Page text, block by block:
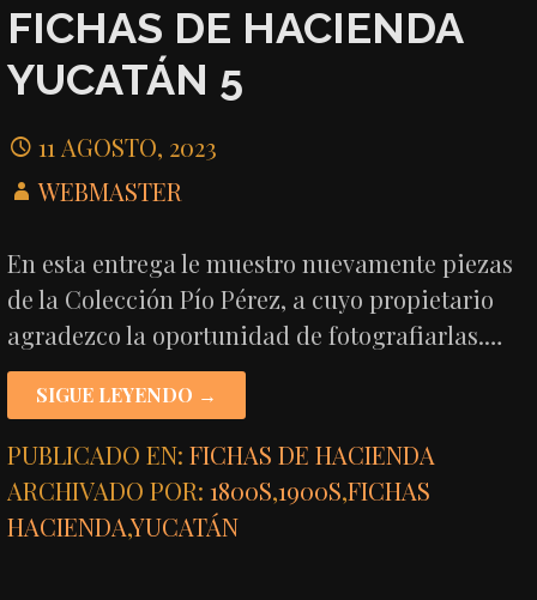
FICHAS DE HACIENDA
YUCATÁN 5
11 AGOSTO, 2023
WEBMASTER
En esta entrega le muestro nuevamente piezas
de la Colección Pío Pérez, a cuyo propietario
agradezco la oportunidad de fotografiarlas.…
SIGUE LEYENDO →
PUBLICADO EN:FICHAS DE HACIENDA
ARCHIVADO POR:1800S,1900S,FICHAS
HACIENDA,YUCATÁN